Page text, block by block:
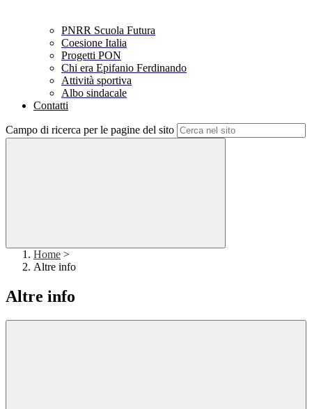
PNRR Scuola Futura
Coesione Italia
Progetti PON
Chi era Epifanio Ferdinando
Attività sportiva
Albo sindacale
Contatti
Campo di ricerca per le pagine del sito
Home >
Altre info
Altre info